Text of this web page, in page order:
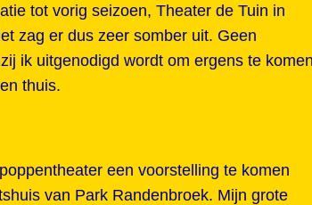
tot vorig seizoen, Theater de Tuin in
zag er dus zeer somber uit. Geen
ik uitgenodigd wordt om ergens te
thuis.
een voorstelling te komen
van Park Randenbroek. Mijn grote